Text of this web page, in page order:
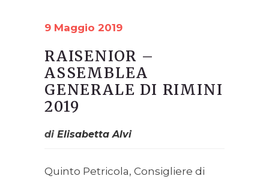
9 Maggio 2019
RAISENIOR –
ASSEMBLEA
GENERALE DI RIMINI
2019
diElisabetta Alvi
Quinto Petricola, Consigliere di